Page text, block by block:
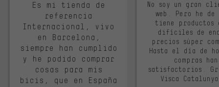
Es mi tienda de
referencia
Internacional, vivo
en Barcelona,
siempre han cumplido
y he podido comprar
cosas para mis
bicis, que en España
No soy un gran
web. Pero he
tiene productos
difíciles de
precios súper
Hasta el día de
compras
satisfactorios.
Visca